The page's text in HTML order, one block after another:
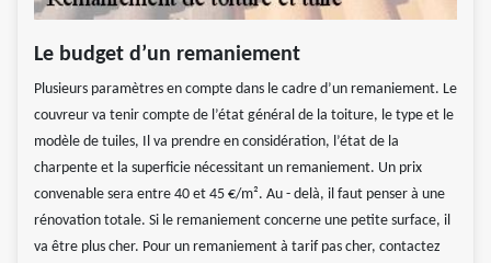
Le budget d’un remaniement
Plusieurs paramètres en compte dans le cadre d’un remaniement. Le
couvreur va tenir compte de l’état général de la toiture, le type et le
modèle de tuiles, Il va prendre en considération, l’état de la
charpente et la superficie nécessitant un remaniement. Un prix
convenable sera entre 40 et 45 €/m². Au - delà, il faut penser à une
rénovation totale. Si le remaniement concerne une petite surface, il
va être plus cher. Pour un remaniement à tarif pas cher, contactez